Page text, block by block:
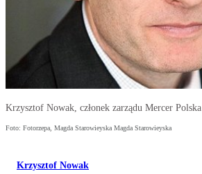
Krzysztof Nowak, członek zarządu Mercer Polska
Foto: Fotorzepa, Magda Starowieyska Magda Starowieyska
Krzysztof Nowak